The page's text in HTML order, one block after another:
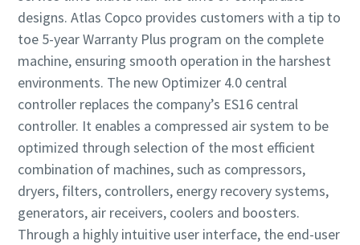
designs. Atlas Copco provides customers with a tip to
toe 5-year Warranty Plus program on the complete
machine, ensuring smooth operation in the harshest
environments. The new Optimizer 4.0 central
controller replaces the company’s ES16 central
controller. It enables a compressed air system to be
optimized through selection of the most efficient
combination of machines, such as compressors,
dryers, filters, controllers, energy recovery systems,
generators, air receivers, coolers and boosters.
Through a highly intuitive user interface, the end-user